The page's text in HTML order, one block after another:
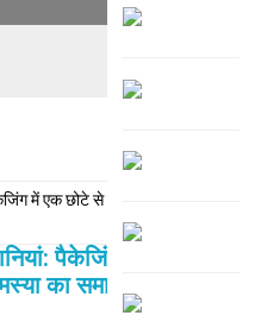
पैकेजिंग में एक
का समाधान कैसे